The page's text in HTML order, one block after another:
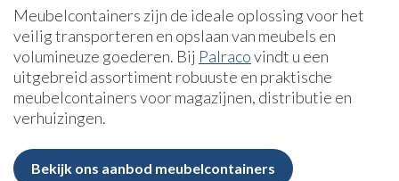
Meubelcontainers zijn de ideale oplossing voor het
veilig transporteren en opslaan van meubels en
volumineuze goederen. Bij Palracovindt u een
uitgebreid assortiment robuuste en praktische
meubelcontainers voor magazijnen, distributie en
verhuizingen.
Bekijk ons aanbod meubelcontainers